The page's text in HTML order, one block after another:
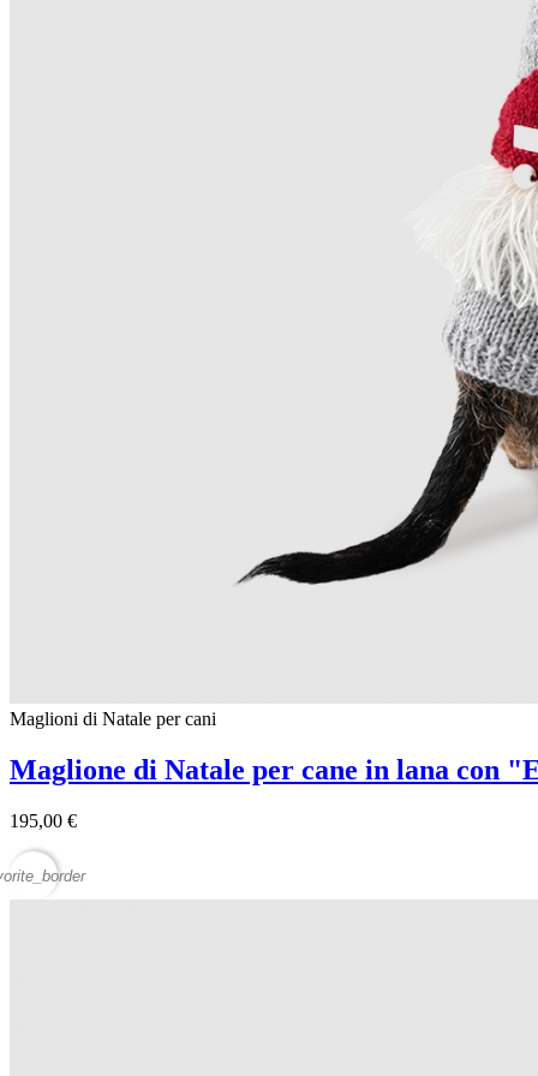
Maglioni di Natale per cani
Maglione di Natale per cane in lana con
195,00 €